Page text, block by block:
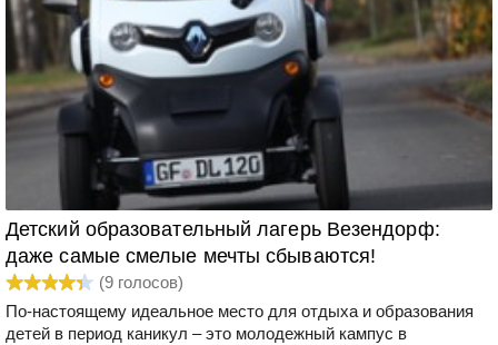
Детский образовательный лагерь Везендорф:
даже самые смелые мечты сбываются!
(9 голосов)
По-настоящему идеальное место для отдыха и образования
детей в период каникул – это молодежный кампус в